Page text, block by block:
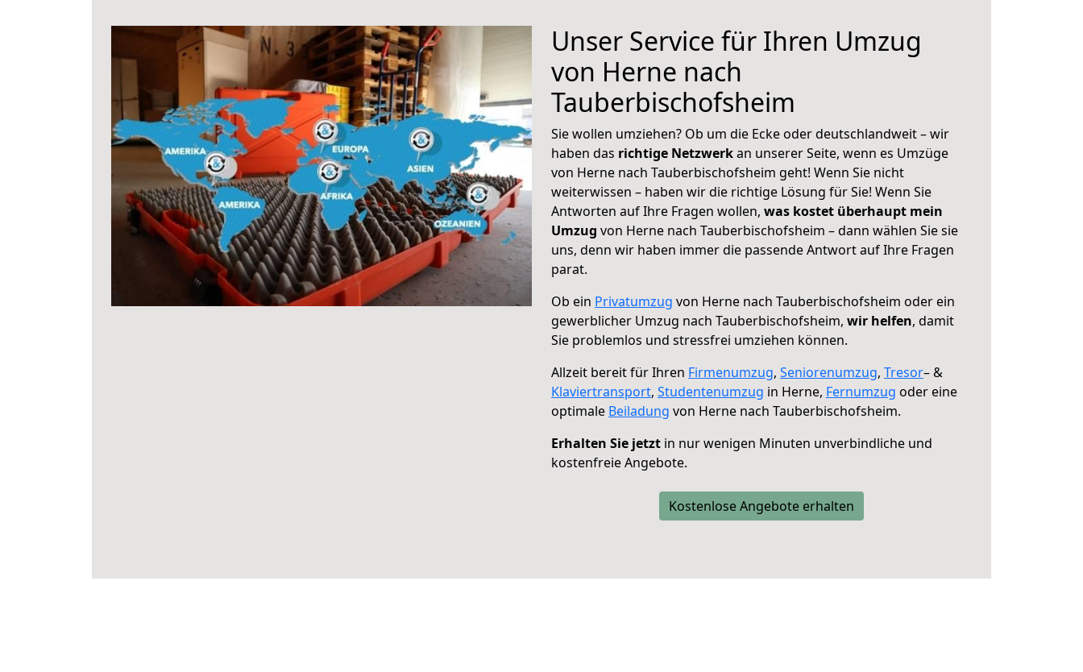
Unser Service für Ihren Umzug
von Herne nach
Tauberbischofsheim
Sie wollen umziehen? Ob um die Ecke oder deutschlandweit – wir
haben das richtige Netzwerkan unserer Seite, wenn es Umzüge
von Herne nach Tauberbischofsheim geht! Wenn Sie nicht
weiterwissen – haben wir die richtige Lösung für Sie! Wenn Sie
Antworten auf Ihre Fragen wollen, was kostet überhaupt mein
Umzug von Herne nach Tauberbischofsheim – dann wählen Sie sie
uns, denn wir haben immer die passende Antwort auf Ihre Fragen
parat.
Ob ein Privatumzug von Herne nach Tauberbischofsheim oder ein
gewerblicher Umzug nach Tauberbischofsheim, wir helfen, damit
Sie problemlos und stressfrei umziehen können.
Allzeit bereit für Ihren Firmenumzug, Seniorenumzug, Tresor– &
Klaviertransport, Studentenumzug in Herne, Fernumzug oder eine
optimale Beiladung von Herne nach Tauberbischofsheim.
Erhalten Sie jetzt in nur wenigen Minuten unverbindliche und
kostenfreie Angebote.
Kostenlose Angebote erhalten